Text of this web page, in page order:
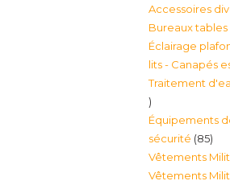
Accessoires
Bureaux tables
Éclairage
lits - Canapés
Traitement
3
produits
Équipements
sécurité 8585
Vêtements
Vêtements